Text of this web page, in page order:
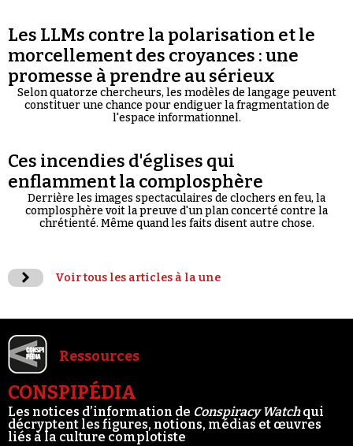
Les LLMs contre la polarisation et le
morcellement des croyances : une
promesse à prendre au sérieux
Selon quatorze chercheurs, les modèles de langage peuvent
constituer une chance pour endiguer la fragmentation de
l'espace informationnel.
Ces incendies d'églises qui
enflamment la complosphère
Derrière les images spectaculaires de clochers en feu, la
complosphère voit la preuve d'un plan concerté contre la
chrétienté. Même quand les faits disent autre chose.
Voir tous les articles à la une
Ressources
CONSPIPÉDIA
Les notices d’information de Conspiracy Watchqui
décryptent les figures, notions, médias et œuvres
liés à la culture complotiste